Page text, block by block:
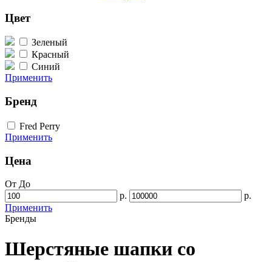
Цвет
Зеленый
Красный
Синий
Применить
Бренд
Fred Perry
Применить
Цена
От До
р.
р.
Применить
Бренды
Шерстяные шапки со